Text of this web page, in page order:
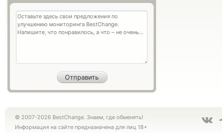
© 2007-2026 BestChange. Знаем, где обменять!
Информация на сайте предназначена для лиц 18+